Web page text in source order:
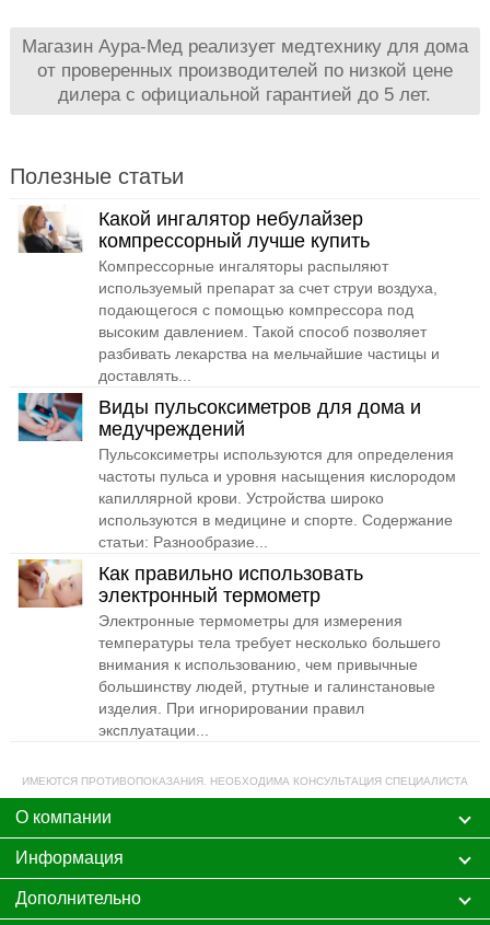
Магазин Аура-Мед реализует медтехнику для дома
от проверенных производителей по низкой цене
дилера с официальной гарантией до 5 лет.
Полезные статьи
Какой ингалятор небулайзер
компрессорный лучше купить
Компрессорные ингаляторы распыляют
используемый препарат за счет струи воздуха,
подающегося с помощью компрессора под
высоким давлением. Такой способ позволяет
разбивать лекарства на мельчайшие частицы и
доставлять...
Виды пульсоксиметров для дома и
медучреждений
Пульсоксиметры используются для определения
частоты пульса и уровня насыщения кислородом
капиллярной крови. Устройства широко
используются в медицине и спорте. Содержание
статьи: Разнообразие...
Как правильно использовать
электронный термометр
Электронные термометры для измерения
температуры тела требует несколько большего
внимания к использованию, чем привычные
большинству людей, ртутные и галинстановые
изделия. При игнорировании правил
эксплуатации...
ИМЕЮТСЯ ПРОТИВОПОКАЗАНИЯ. НЕОБХОДИМА КОНСУЛЬТАЦИЯ СПЕЦИАЛИСТА
О компании
Информация
Дополнительно